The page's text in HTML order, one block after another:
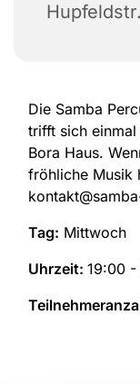
Die Samba
trifft sich
Bora Haus.
fröhliche Musik
Tag: Mittwoch
Uhrzeit: 19:00 -